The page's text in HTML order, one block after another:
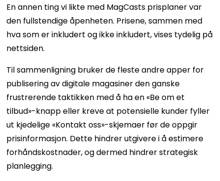
En annen ting vi likte med MagCasts prisplaner var
den fullstendige åpenheten. Prisene, sammen med
hva som er inkludert og ikke inkludert, vises tydelig på
nettsiden.
Til sammenligning bruker de fleste andre apper for
publisering av digitale magasiner den ganske
frustrerende taktikken med å ha en «Be om et
tilbud»-knapp eller kreve at potensielle kunder fyller
ut kjedelige «Kontakt oss»-skjemaer før de oppgir
prisinformasjon. Dette hindrer utgivere i å estimere
forhåndskostnader, og dermed hindrer strategisk
planlegging.